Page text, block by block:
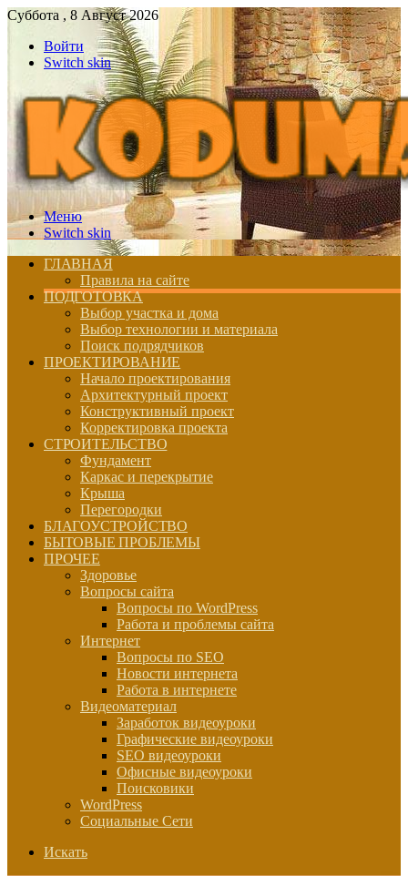
Суббота , 8 Август 2026
Войти
Switch skin
Меню
Switch skin
ГЛАВНАЯ
Правила на сайте
ПОДГОТОВКА
Выбор участка и дома
Выбор технологии и материала
Поиск подрядчиков
ПРОЕКТИРОВАНИЕ
Начало проектирования
Архитектурный проект
Конструктивный проект
Корректировка проекта
СТРОИТЕЛЬСТВО
Фундамент
Каркас и перекрытие
Крыша
Перегородки
БЛАГОУСТРОЙСТВО
БЫТОВЫЕ ПРОБЛЕМЫ
ПРОЧЕЕ
Здоровье
Вопросы сайта
Вопросы по WordPress
Работа и проблемы сайта
Интернет
Вопросы по SEO
Новости интернета
Работа в интернете
Видеоматериал
Заработок видеоуроки
Графические видеоуроки
SEO видеоуроки
Офисные видеоуроки
Поисковики
WordPress
Социальные Сети
Искать